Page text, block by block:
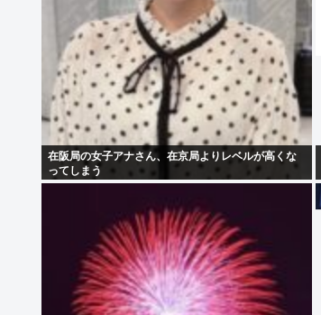
在阪局の女子アナさん、在京局よりレベルが高くな
ってしまう